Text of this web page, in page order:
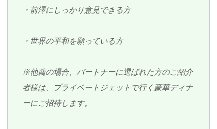
・前澤にしっかり意見できる方
・世界の平和を願っている方
※他薦の場合、パートナーに選ばれた方のご紹介
者様は、プライベートジェットで行く豪華ディナ
ーにご招待します。